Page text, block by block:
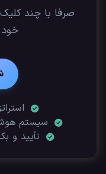
صرفا با چند کلیک
خود
سیستم
تأیید‌ و